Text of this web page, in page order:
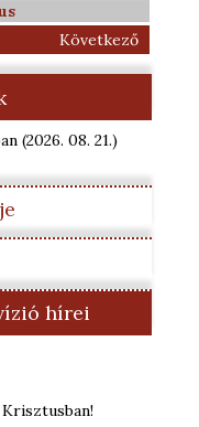
Következő
(2026. 08. 21.)
hírei